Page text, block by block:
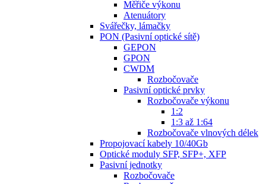
Měřiče výkonu
Atenuátory
Svářečky, lámačky
PON (Pasivní optické sítě)
GEPON
GPON
CWDM
Rozbočovače
Pasivní optické prvky
Rozbočovače výkonu
1:2
1:3 až 1:64
Rozbočovače vlnových délek
Propojovací kabely 10/40Gb
Optické moduly SFP, SFP+, XFP
Pasivní jednotky
Rozbočovače